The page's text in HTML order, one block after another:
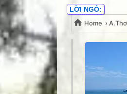
LỜI NGỎ:
Home ›
Gió